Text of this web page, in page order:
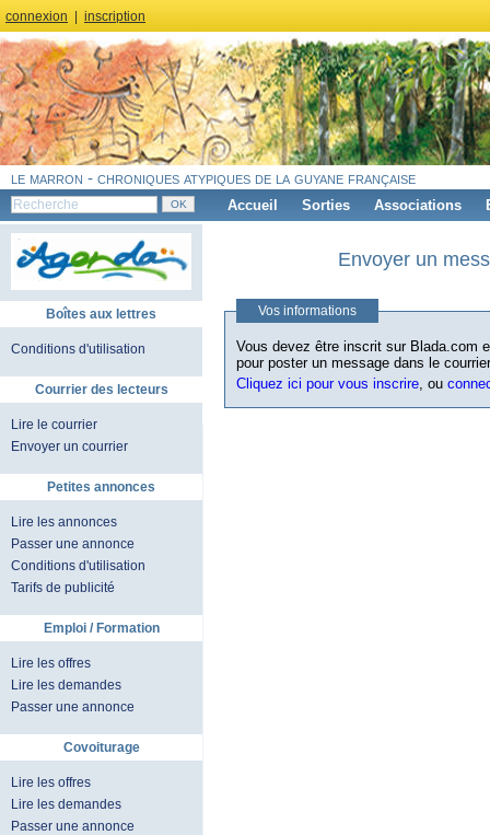
connexion inscription
le marron - chroniques atypiques de la guyane française
Accueil Sorties Associations
Boîtes aux lettres
Conditions d'utilisation
Courrier des lecteurs
Lire le courrier
Envoyer un courrier
Petites annonces
Lire les annonces
Passer une annonce
Conditions d'utilisation
Tarifs de publicité
Emploi / Formation
Lire les offres
Lire les demandes
Passer une annonce
Covoiturage
Lire les offres
Lire les demandes
Passer une annonce
Envoyer un
Vos informations
Vous devez être inscrit sur Blada.com
pour poster un message dans le
Cliquez ici pour vous inscrire, ou